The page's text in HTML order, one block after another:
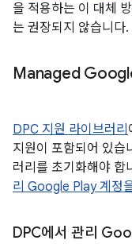
을 적용하는 이 대체
는 권장되지 않습니다.
Managed
DPC 지원 라이브러리
지원이 포함되어 있습
러리를 초기화해야 합
리 Google Play 계정
DPC에서 관리